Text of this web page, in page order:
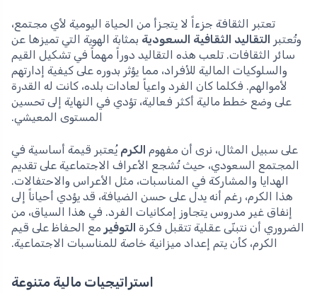
تعتبر الثقافة جزءاً لا يتجزأ من الحياة اليومية لأي مجتمع،
وتُعتبر
التقاليد الثقافية السعودية بمثابة الهوية التي تميزها عن
سائر الثقافات. تلعب هذه التقاليد دوراً مهماً في تشكيل القيم
والسلوكيات المالية للأفراد، مما يؤثر بدوره على كيفية إدارتهم
لأموالهم. فكلما كان الفرد واعياً لعادات بلده، كانت له القدرة
على وضع خطط مالية أكثر فعالية، تؤدي في النهاية إلى تحسين
المستوى المعيشي.
على سبيل المثال، نرى أن مفهوم الكرم يُعتبر قيمة أساسية في
المجتمع السعودي، حيث تُشجع الأعراف الاجتماعية على تقديم
الهدايا والمشاركة في المناسبات، مثل الأعراس والاحتفالات.
هذا الكرم، رغم أنه يدل على حسن الضيافة، قد يؤدي أحياناً إلى
إنفاق غير مدروس يتجاوز إمكانيات الفرد. في هذا السياق، من
الضروري أن نتبنّى عقلية تتقبل فكرة التوفير مع الحفاظ على قيم
الكرم، كأن يتم إعداد ميزانية خاصة للمناسبات الاجتماعية.
استراتيجيات مالية متنوعة